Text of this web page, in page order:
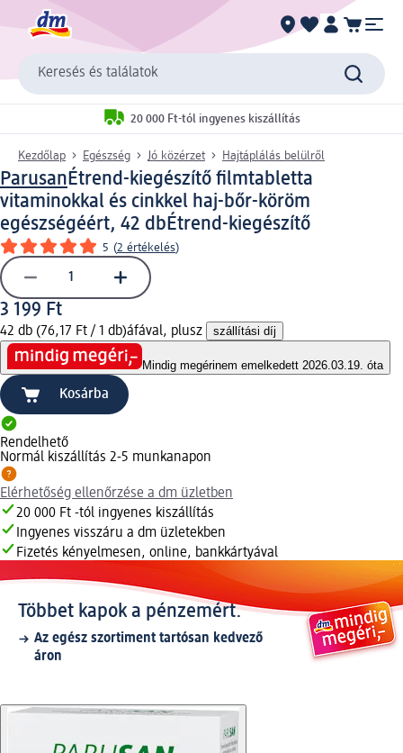
Keresés és találatok
20 000 Ft-tól ingyenes kiszállítás
Kezdőlap Egészség Jó közérzet Hajtáplálás belülről
ParusanÉtrend-kiegészítő filmtabletta
vitaminokkal és cinkkel haj-bőr-köröm
egészségéért, 42 dbÉtrend-kiegészítő
5 (2 értékelés)
3 199 Ft
42 db (76,17 Ft / 1 db)áfával, plusz szállítási díj
Mindig megérinem emelkedett 2026.03.19. óta
Kosárba
Rendelhető
Normál kiszállítás 2-5 munkanapon
Elérhetőség ellenőrzése a dm üzletben
20 000 Ft -tól ingyenes kiszállítás
Ingyenes visszáru a dm üzletekben
Fizetés kényelmesen, online, bankkártyával
Többet kapok a pénzemért.
Az egész szortiment tartósan kedvező
áron